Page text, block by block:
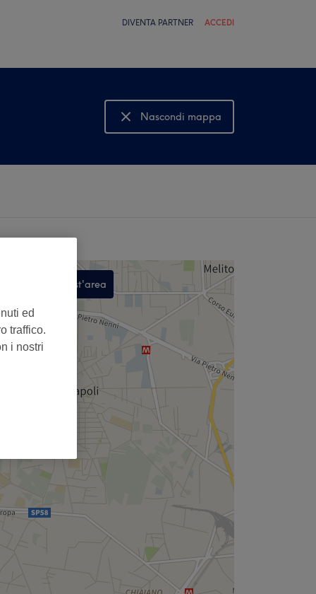
DIVENTA PARTNER ACCEDI
Nascondi mappa
Mostra mappa
Cerca in quest'area
ed
traffico.
i nostri